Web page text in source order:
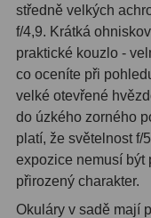
výtahům8
Primární zrcadla 9
Sekundární zrcadla 6
Příslušenství 188
Redukce 1,25" a 2" 17
Zrcátka a hranoly2
středně velkých
f/4,9. Krátká
praktické kouzlo -
co oceníte při
velké otevřené
do úzkého zorného
platí, že světelnost f/
expozice nemusí být
přirozený charakter.
Okuláry v sadě mají